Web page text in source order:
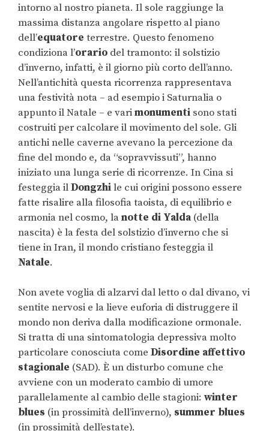
intorno al nostro pianeta. Il sole raggiunge la
massima distanza angolare rispetto al piano
dell’equatore terrestre. Questo fenomeno
condiziona l’orario del tramonto: il solstizio
d’inverno, infatti, è il giorno più corto dell’anno.
Nell’antichità questa ricorrenza rappresentava
una festività nota – ad esempio i Saturnalia o
appunto il Natale – e varimonumenti sono stati
costruiti per calcolare il movimento del sole. Gli
antichi nelle caverne avevano la percezione da
fine del mondo e, da “sopravvissuti”, hanno
iniziato una lunga serie di ricorrenze. In Cina si
festeggia ilDongzhile cui origini possono essere
fatte risalire alla filosofia taoista, di equilibrio e
armonia nel cosmo, lanotte di Yalda (della
nascita) è la festa del solstizio d’inverno che si
tiene in Iran, il mondo cristiano festeggia il
Natale.
Non avete voglia di alzarvi dal letto o dal divano, vi
sentite nervosi e la lieve euforia di distruggere il
mondo non deriva dalla modificazione ormonale.
Si tratta di una sintomatologia depressiva molto
particolare conosciuta come Disordine affettivo
stagionale (SAD). È un disturbo comune che
avviene con un moderato cambio di umore
parallelamente al cambio delle stagioni: winter
blues (in prossimità dell’inverno), summer blues
(in prossimità dell’estate).